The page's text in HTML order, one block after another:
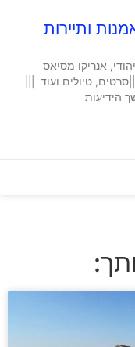
ותיירות
אנריקו מסיאס
טיולים ועוד |||
הידיעות